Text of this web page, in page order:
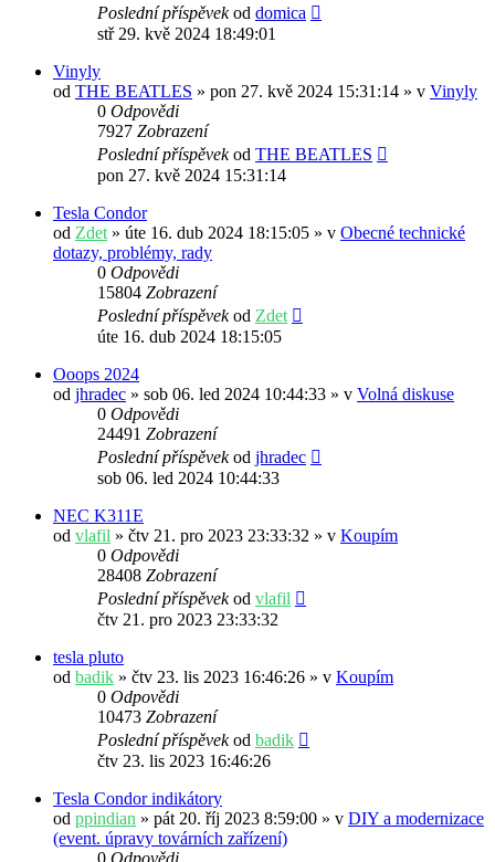
Poslední příspěvekod domica
stř 29. kvě 2024 18:49:01
Vinyly
od THE BEATLES » pon 27. kvě 2024 15:31:14 » v Vinyly
0 Odpovědi
7927 Zobrazení
Poslední příspěvekod THE BEATLES
pon 27. kvě 2024 15:31:14
Tesla Condor
od Zdet » úte 16. dub 2024 18:15:05 » v Obecné technické
dotazy, problémy, rady
0 Odpovědi
15804 Zobrazení
Poslední příspěvekod Zdet
úte 16. dub 2024 18:15:05
Ooops 2024
od jhradec » sob 06. led 2024 10:44:33 » v Volná diskuse
0 Odpovědi
24491 Zobrazení
Poslední příspěvekod jhradec
sob 06. led 2024 10:44:33
NEC K311E
od vlafil » čtv 21. pro 2023 23:33:32 » v Koupím
0 Odpovědi
28408 Zobrazení
Poslední příspěvekod vlafil
čtv 21. pro 2023 23:33:32
tesla pluto
od badik » čtv 23. lis 2023 16:46:26 » v Koupím
0 Odpovědi
10473 Zobrazení
Poslední příspěvekod badik
čtv 23. lis 2023 16:46:26
Tesla Condor indikátory
od ppindian » pát 20. říj 2023 8:59:00 » v DIY a modernizace
(event. úpravy továrních zařízení)
0 Odpovědi